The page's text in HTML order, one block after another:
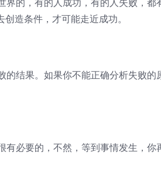
造条件，才可能走近成功。
的结果。如果你不能正确分析失败
必要的，不然，等到事情发生，你